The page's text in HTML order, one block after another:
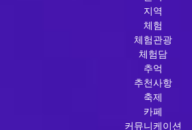
지역
체험
체험관광
체험담
추억
추천사항
축제
카페
커뮤니케이션